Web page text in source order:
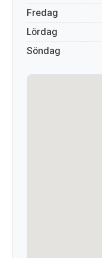
Fredag
Lördag
Söndag